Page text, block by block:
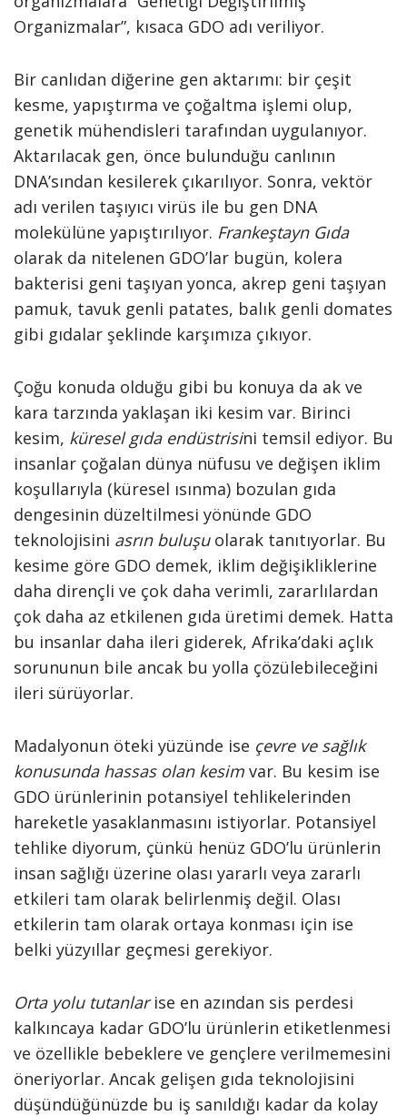
Organizmalar”, kısaca GDO adı veriliyor.
Bir canlıdan diğerine gen aktarımı: bir çeşit
kesme, yapıştırma ve çoğaltma işlemi olup,
genetik mühendisleri tarafından uygulanıyor.
Aktarılacak gen, önce bulunduğu canlının
DNA’sından kesilerek çıkarılıyor. Sonra, vektör
adı verilen taşıyıcı virüs ile bu gen DNA
molekülüne yapıştırılıyor. Frankeştayn Gıda
olarak da nitelenen GDO’lar bugün, kolera
bakterisi geni taşıyan yonca, akrep geni taşıyan
pamuk, tavuk genli patates, balık genli domates
gibi gıdalar şeklinde karşımıza çıkıyor.
Çoğu konuda olduğu gibi bu konuya da ak ve
kara tarzında yaklaşan iki kesim var. Birinci
kesim, küresel gıda endüstrisini temsil ediyor. Bu
insanlar çoğalan dünya nüfusu ve değişen iklim
koşullarıyla (küresel ısınma) bozulan gıda
dengesinin düzeltilmesi yönünde GDO
teknolojisini asrın buluşuolarak tanıtıyorlar. Bu
kesime göre GDO demek, iklim değişikliklerine
daha dirençli ve çok daha verimli, zararlılardan
çok daha az etkilenen gıda üretimi demek. Hatta
bu insanlar daha ileri giderek, Afrika’daki açlık
sorununun bile ancak bu yolla çözülebileceğini
ileri sürüyorlar.
Madalyonun öteki yüzünde ise çevre ve sağlık
konusunda hassas olan kesim var. Bu kesim ise
GDO ürünlerinin potansiyel tehlikelerinden
hareketle yasaklanmasını istiyorlar. Potansiyel
tehlike diyorum, çünkü henüz GDO’lu ürünlerin
insan sağlığı üzerine olası yararlı veya zararlı
etkileri tam olarak belirlenmiş değil. Olası
etkilerin tam olarak ortaya konması için ise
belki yüzyıllar geçmesi gerekiyor.
Orta yolu tutanlarise en azından sis perdesi
kalkıncaya kadar GDO’lu ürünlerin etiketlenmesi
ve özellikle bebeklere ve gençlere verilmemesini
öneriyorlar. Ancak gelişen gıda teknolojisini
düşündüğünüzde bu iş sanıldığı kadar da kolay